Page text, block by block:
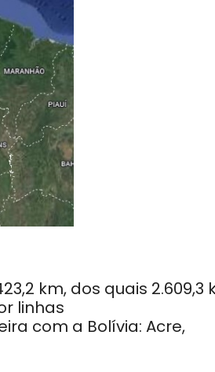
km, dos quais 2.609,3
linhas
com a Bolívia: Acre,